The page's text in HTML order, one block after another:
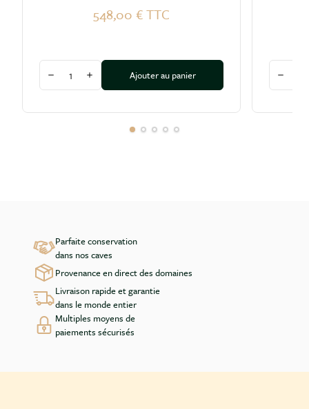
548,00 €TTC
Diminuer la quantité
Augmenter la quantité
Ajouter au panier
Parfaite conservation
dans nos caves
Provenance en direct des domaines
Livraison rapide et garantie
dans le monde entier
Multiples moyens de
paiements sécurisés